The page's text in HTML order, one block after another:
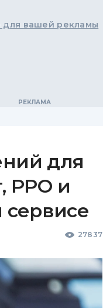
для вашей рекламы
для
РРО и
сервисе
27837